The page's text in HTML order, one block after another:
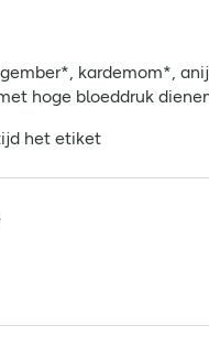
kardemom*,
hoge bloeddruk
het etiket